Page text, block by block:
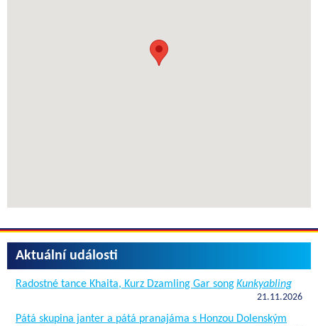
Aktuální události
Radostné tance Khaita, Kurz Dzamling Gar songKunkyabling
21.11.2026
Pátá skupina janter a pátá pranajáma s Honzou Dolenským